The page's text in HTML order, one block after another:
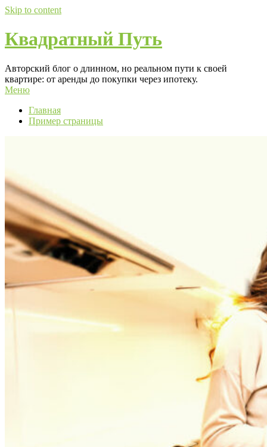
Skip to content
Квадратный Путь
Авторский блог о длинном, но реальном пути к своей
квартире: от аренды до покупки через ипотеку.
Меню
Главная
Пример страницы